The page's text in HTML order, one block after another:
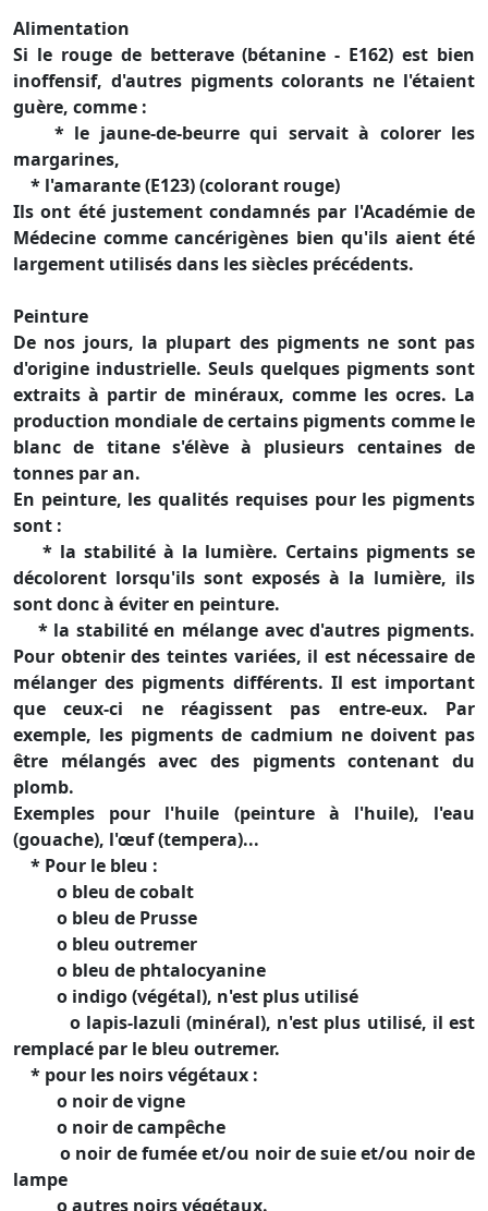
Alimentation
Si le rouge de betterave (bétanine - E162) est bien
inoffensif, d'autres pigments colorants ne l'étaient
guère, comme :
* le jaune-de-beurre qui servait à colorer les
margarines,
* l'amarante (E123) (colorant rouge)
Ils ont été justement condamnés par l'Académie de
Médecine comme cancérigènes bien qu'ils aient été
largement utilisés dans les siècles précédents.
Peinture
De nos jours, la plupart des pigments ne sont pas
d'origine industrielle. Seuls quelques pigments sont
extraits à partir de minéraux, comme les ocres. La
production mondiale de certains pigments comme le
blanc de titane s'élève à plusieurs centaines de
tonnes par an.
En peinture, les qualités requises pour les pigments
sont :
* la stabilité à la lumière. Certains pigments se
décolorent lorsqu'ils sont exposés à la lumière, ils
sont donc à éviter en peinture.
* la stabilité en mélange avec d'autres pigments.
Pour obtenir des teintes variées, il est nécessaire de
mélanger des pigments différents. Il est important
que ceux-ci ne réagissent pas entre-eux. Par
exemple, les pigments de cadmium ne doivent pas
être mélangés avec des pigments contenant du
plomb.
Exemples pour l'huile (peinture à l'huile), l'eau
(gouache), l'œuf (tempera)...
* Pour le bleu :
o bleu de cobalt
o bleu de Prusse
o bleu outremer
o bleu de phtalocyanine
o indigo (végétal), n'est plus utilisé
o lapis-lazuli (minéral), n'est plus utilisé, il est
remplacé par le bleu outremer.
* pour les noirs végétaux :
o noir de vigne
o noir de campêche
o noir de fumée et/ou noir de suie et/ou noir de
lampe
o autres noirs végétaux.